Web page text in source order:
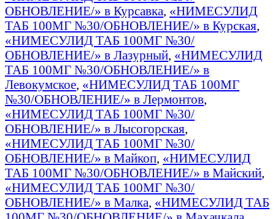
ОБНОВЛЕНИЕ/» в Курсавка, «НИМЕСУЛИД
ТАБ 100МГ №30/ОБНОВЛЕНИЕ/» в Курская,
«НИМЕСУЛИД ТАБ 100МГ №30/
ОБНОВЛЕНИЕ/» в Лазурный, «НИМЕСУЛИД
ТАБ 100МГ №30/ОБНОВЛЕНИЕ/» в
Левокумское, «НИМЕСУЛИД ТАБ 100МГ
№30/ОБНОВЛЕНИЕ/» в Лермонтов,
«НИМЕСУЛИД ТАБ 100МГ №30/
ОБНОВЛЕНИЕ/» в Лысогорская,
«НИМЕСУЛИД ТАБ 100МГ №30/
ОБНОВЛЕНИЕ/» в Майкоп, «НИМЕСУЛИД
ТАБ 100МГ №30/ОБНОВЛЕНИЕ/» в Майский,
«НИМЕСУЛИД ТАБ 100МГ №30/
ОБНОВЛЕНИЕ/» в Малка, «НИМЕСУЛИД ТАБ